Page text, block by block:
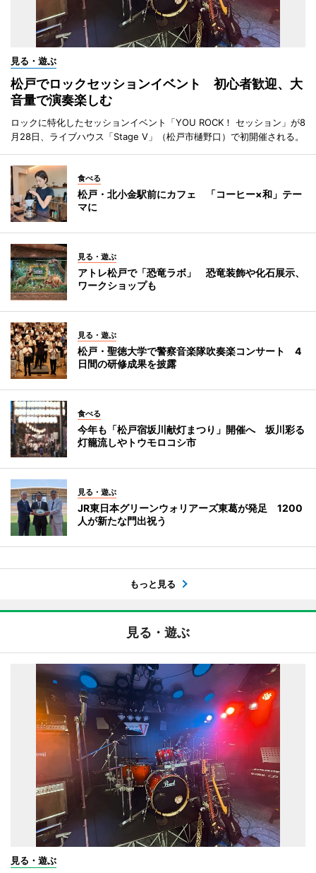
見る・遊ぶ
松戸でロックセッションイベント 初心者歓迎、大
音量で演奏楽しむ
ロックに特化したセッションイベント「YOU ROCK！ セッション」が8
月28日、ライブハウス「Stage V」（松戸市樋野口）で初開催される。
食べる
松戸・北小金駅前にカフェ 「コーヒー×和」テー
マに
見る・遊ぶ
アトレ松戸で「恐竜ラボ」 恐竜装飾や化石展示、
ワークショップも
見る・遊ぶ
松戸・聖徳大学で警察音楽隊吹奏楽コンサート 4
日間の研修成果を披露
食べる
今年も「松戸宿坂川献灯まつり」開催へ 坂川彩る
灯籠流しやトウモロコシ市
見る・遊ぶ
JR東日本グリーンウォリアーズ東葛が発足 1200
人が新たな門出祝う
もっと見る
見る・遊ぶ
見る・遊ぶ